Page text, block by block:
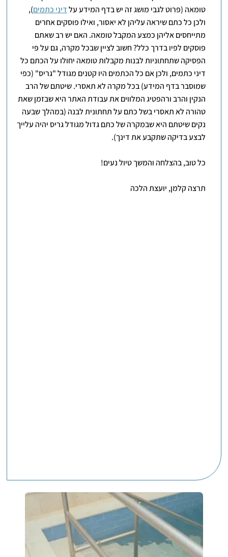
טומאה (פרוט לגבי מושג זה יש בדף המידע עלדיני כתמים),
ולכן כל כתם שיראה עליהן לא יאסור, ואילו פוסקים אחרים
מתייחסים אליהן כמצע המקבל טומאה. האם יש רב שאתם
פוסקים לפיו בדרך כלל? חשוב לציין שבכל מקרה, גם על פי
הפסיקה שתחתוניות לבנות מקבלות טומאה יחולו על הכתם כל
דיני כתמים, ולכן אם כל הכתמים היו קטנים מגודל "גריס" (כפי
שמוסבר בדף המידע) בכל מקרה לא תאסרי. שיטתם של הרב
הנקין והרב ורהפטיג המלווים את עבודת האתר היא שבזמן שאת
טהורה לא תאסרי בשל כתם על תחתונית לבנה (במהלך שבעה
נקים שיטתם היא שבמקרה של כתם גדול מגודל גריס יהיה עלייך
לבצע בדיקה שתקבע את דינך).
כל טוב, בהצלחה והמשך טיול נעים!
תרצה קלמן, יועצת הלכה